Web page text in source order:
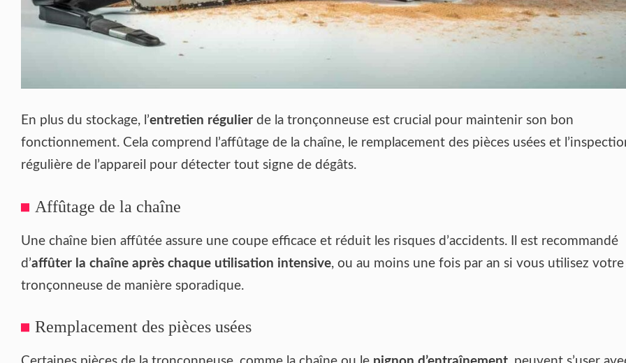
En plus du stockage, l’entretien régulier de la tronçonneuse est crucial pour maintenir son bon
fonctionnement. Cela comprend l’affûtage de la chaîne, le remplacement des pièces usées et
régulière de l’appareil pour détecter tout signe de dégâts.
Affûtage de la chaîne
Une chaîne bien affûtée assure une coupe efficace et réduit les risques d’accidents. Il est recommandé
d’affûter la chaîne après chaque utilisation intensive, ou au moins une fois par an si vous utilisez votre
tronçonneuse de manière sporadique.
Remplacement des pièces usées